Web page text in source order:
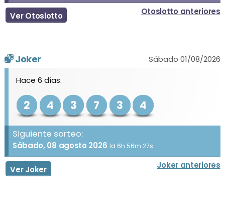
Ver Otoslotto Otoslotto anteriores
Joker
Sábado 01/08/2026
Hace 6 días.
2 4 3 7 3 4
Siguiente sorteo:
Sábado, 08 agosto 2026 1d 6h 56m 27s
Ver Joker Joker anteriores